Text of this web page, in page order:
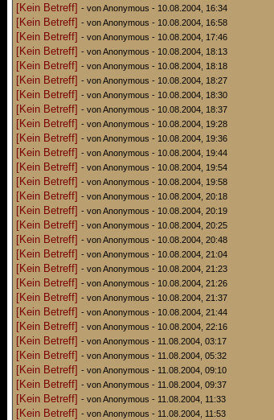
[Kein Betreff] - von Anonymous - 10.08.2004, 16:34
[Kein Betreff] - von Anonymous - 10.08.2004, 16:58
[Kein Betreff] - von Anonymous - 10.08.2004, 17:46
[Kein Betreff] - von Anonymous - 10.08.2004, 18:13
[Kein Betreff] - von Anonymous - 10.08.2004, 18:18
[Kein Betreff] - von Anonymous - 10.08.2004, 18:27
[Kein Betreff] - von Anonymous - 10.08.2004, 18:30
[Kein Betreff] - von Anonymous - 10.08.2004, 18:37
[Kein Betreff] - von Anonymous - 10.08.2004, 19:28
[Kein Betreff] - von Anonymous - 10.08.2004, 19:36
[Kein Betreff] - von Anonymous - 10.08.2004, 19:44
[Kein Betreff] - von Anonymous - 10.08.2004, 19:54
[Kein Betreff] - von Anonymous - 10.08.2004, 19:58
[Kein Betreff] - von Anonymous - 10.08.2004, 20:18
[Kein Betreff] - von Anonymous - 10.08.2004, 20:19
[Kein Betreff] - von Anonymous - 10.08.2004, 20:25
[Kein Betreff] - von Anonymous - 10.08.2004, 20:48
[Kein Betreff] - von Anonymous - 10.08.2004, 21:04
[Kein Betreff] - von Anonymous - 10.08.2004, 21:23
[Kein Betreff] - von Anonymous - 10.08.2004, 21:26
[Kein Betreff] - von Anonymous - 10.08.2004, 21:37
[Kein Betreff] - von Anonymous - 10.08.2004, 21:44
[Kein Betreff] - von Anonymous - 10.08.2004, 22:16
[Kein Betreff] - von Anonymous - 11.08.2004, 03:17
[Kein Betreff] - von Anonymous - 11.08.2004, 05:32
[Kein Betreff] - von Anonymous - 11.08.2004, 09:10
[Kein Betreff] - von Anonymous - 11.08.2004, 09:37
[Kein Betreff] - von Anonymous - 11.08.2004, 11:33
[Kein Betreff] - von Anonymous - 11.08.2004, 11:53